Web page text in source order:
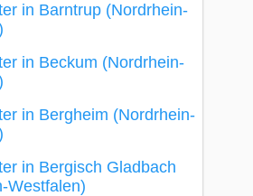
in Barntrup (Nordrhein-
in Beckum (Nordrhein-
in Bergheim (Nordrhein-
in Bergisch Gladbach
Westfalen)